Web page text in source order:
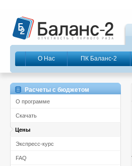
О Нас ПК Баланс-2
Расчеты с бюджетом
О программе
Cкачать
Цены
Экспресс-курс
FAQ